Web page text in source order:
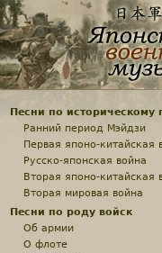
Песни по историческому
Ранний период Мэйдзи
Первая японо-китайская
Русско-японская война
Вторая японо-китайская
Вторая мировая война
Песни по роду войск
Об армии
О флоте